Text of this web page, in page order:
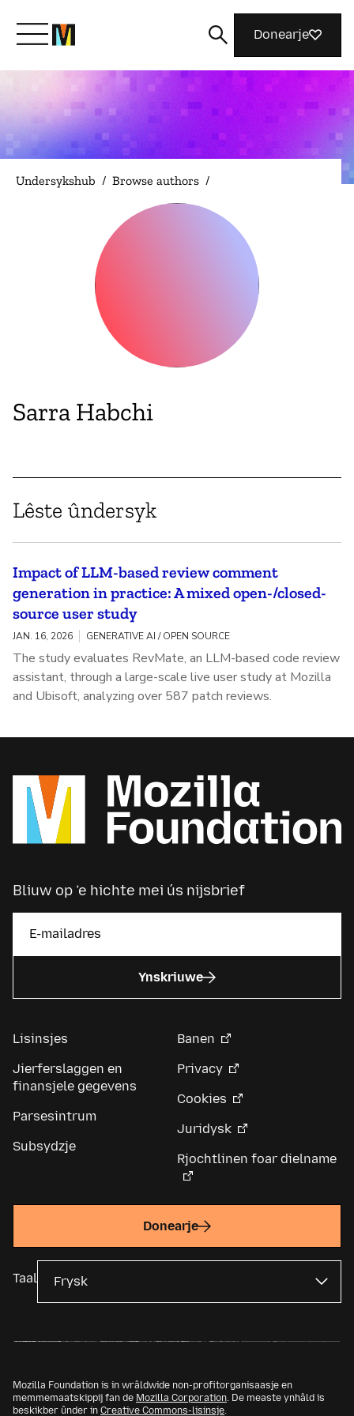
Kom yn ’e kunde mei Mozilla
Wat wy dogge
Magazine
Donearje
Undersykshub / Browse authors /
Sarra Habchi
Lêste ûndersyk
Impact of LLM-based review comment
generation in practice: A mixed open-/closed-
source user study
JAN. 16, 2026 GENERATIVE AI / OPEN SOURCE
The study evaluates RevMate, an LLM-based code review
assistant, through a large-scale live user study at Mozilla
and Ubisoft, analyzing over 587 patch reviews.
Bliuw op ’e hichte mei ús nijsbrief
Ynskriuwe
Lisinsjes
Jierferslaggen en
finansjele gegevens
Parsesintrum
Subsydzje
Banen
Privacy
Cookies
Juridysk
Rjochtlinen foar dielname
Donearje
Taal
Mozilla Foundation is in wrâldwide non-profitorganisaasje en
memmemaatskippij fan de Mozilla Corporation. De measte ynhâld is
beskikber ûnder in Creative Commons-lisinsje.